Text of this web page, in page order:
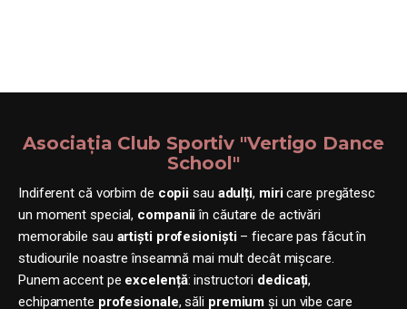
Asociația Club Sportiv "Vertigo Dance
School"
Indiferent că vorbim de copii sau adulți, miricare pregătesc
un moment special, companiiîn căutare de activări
memorabile sau artiști profesioniști – fiecare pas făcut în
studiourile noastre înseamnă mai mult decât mișcare.
Punem accent pe excelență: instructori dedicați,
echipamente profesionale, săli premium și un vibe care